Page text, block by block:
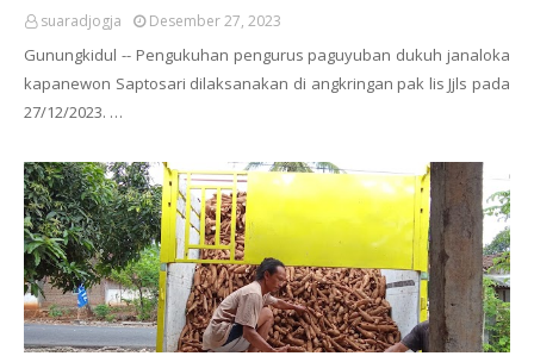
suaradjogja Desember 27, 2023
Gunungkidul -- Pengukuhan pengurus paguyuban dukuh janaloka
kapanewon Saptosari dilaksanakan di angkringan pak lis Jjls pada
27/12/2023. …